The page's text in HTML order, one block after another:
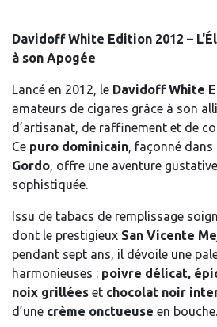
Davidoff White Edition 2012 –
à son Apogée
Lancé en 2012, le Davidoff White
amateurs de cigares grâce à son
d’artisanat, de raffinement et de
Ce puro dominicain, façonné
Gordo, offre une aventure
sophistiquée.
Issu de tabacs de remplissage
dont le prestigieux San Vicente
pendant sept ans, il dévoile une
harmonieuses : poivre délicat,
noix grillées et chocolat noir
d’une crème onctueuse en bouche.